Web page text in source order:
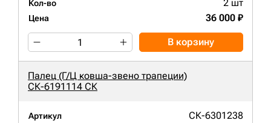
Кол-во 2 шт
Цена 36 000 ₽
В корзину
Палец (Г/Ц ковша-звено трапеции)
СК-6191114 СК
Артикул СК-6301238